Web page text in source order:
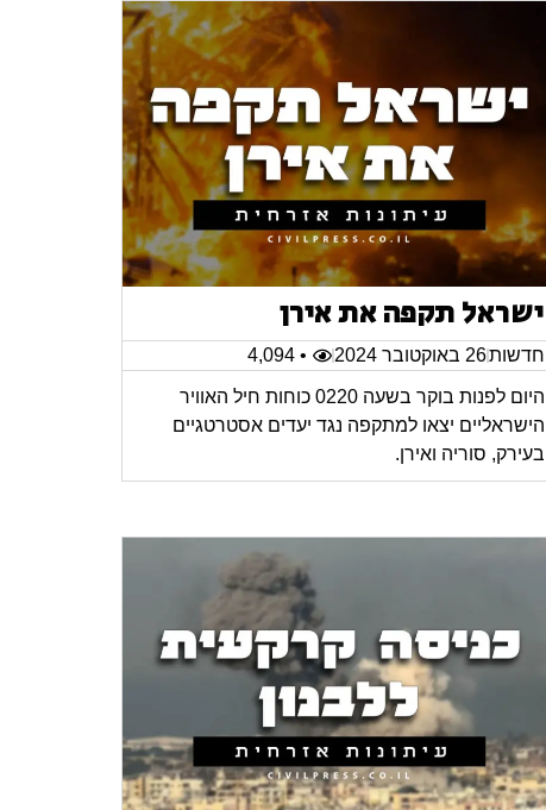
ישראל תקפה את אירן
חדשות26 באוקטובר 2024 • 4,094
היום לפנות בוקר בשעה 0220 כוחות חיל האוויר
הישראליים יצאו למתקפה נגד יעדים אסטרטגיים
בעירק, סוריה ואירן.